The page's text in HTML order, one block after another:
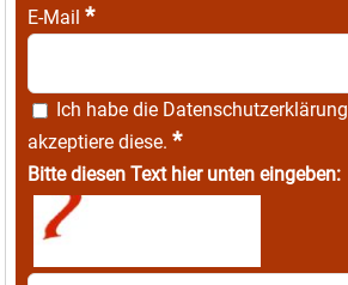
E-Mail *
Ich habe die Datenschutzerklärung
akzeptiere diese. *
Bitte diesen Text hier unten eingeben: